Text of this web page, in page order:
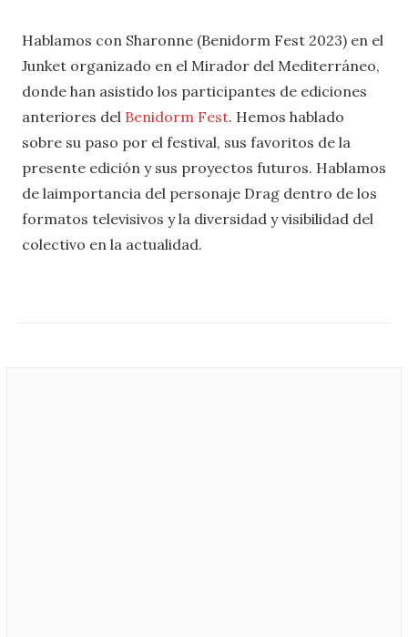
Hablamos con Sharonne (Benidorm Fest 2023) en el
Junket organizado en el Mirador del Mediterráneo,
donde han asistido los participantes de ediciones
anteriores del Benidorm Fest. Hemos hablado
sobre su paso por el festival, sus favoritos de la
presente edición y sus proyectos futuros. Hablamos
de laimportancia del personaje Drag dentro de los
formatos televisivos y la diversidad y visibilidad del
colectivo en la actualidad.